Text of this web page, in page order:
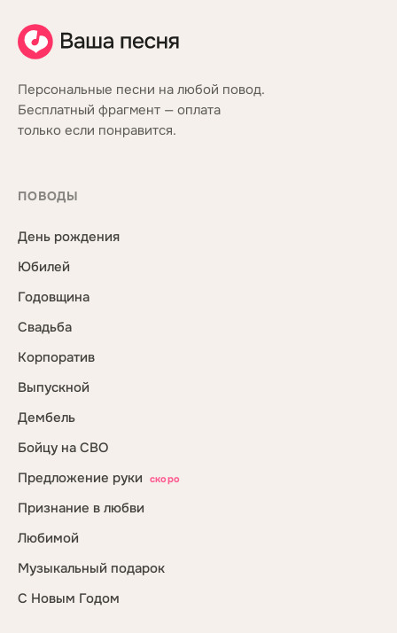
Персональные песни на любой повод.
Бесплатный фрагмент — оплата
только если понравится.
ПОВОДЫ
День рождения
Юбилей
Годовщина
Свадьба
Корпоратив
Выпускной
Дембель
Бойцу на СВО
Предложение руки
скоро
Признание в любви
Любимой
Музыкальный подарок
С Новым Годом